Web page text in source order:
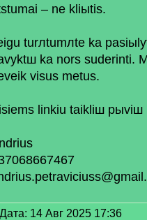
– ne kliыtis.
turлtumлte kа
kа nors suderinti.
visus metus.
linkiu taikliш рыviш
Дата: 14 Авг 2025 17:36